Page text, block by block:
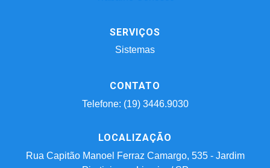
SERVIÇOS
Sistemas
CONTATO
Telefone: (19) 3446.9030
LOCALIZAÇÃO
Rua Capitão Manoel Ferraz Camargo, 535 - Jardim